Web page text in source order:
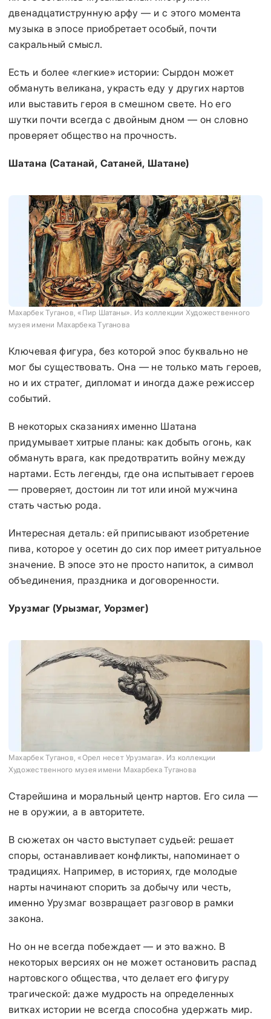
двенадцатиструнную арфу — и с этого момента
музыка в эпосе приобретает особый, почти
сакральный смысл.
Есть и более «легкие» истории: Сырдон может
обмануть великана, украсть еду у других нартов
или выставить героя в смешном свете. Но его
шутки почти всегда с двойным дном — он словно
проверяет общество на прочность.
Шатана (Сатанай, Сатаней, Шатане)
Махарбек Туганов, «Пир Шатаны». Из коллекции Художественного
музея имени Махарбека Туганова
Ключевая фигура, без которой эпос буквально не
мог бы существовать. Она — не только мать героев,
но и их стратег, дипломат и иногда даже режиссер
событий.
В некоторых сказаниях именно Шатана
придумывает хитрые планы: как добыть огонь, как
обмануть врага, как предотвратить войну между
нартами. Есть легенды, где она испытывает героев
— проверяет, достоин ли тот или иной мужчина
стать частью рода.
Интересная деталь: ей приписывают изобретение
пива, которое у осетин до сих пор имеет ритуальное
значение. В эпосе это не просто напиток, а символ
объединения, праздника и договоренности.
Урузмаг (Урызмаг, Уорзмег)
Махарбек Туганов, «Орел несет Урузмага». Из коллекции
Художественного музея имени Махарбека Туганова
Старейшина и моральный центр нартов. Его сила —
не в оружии, а в авторитете.
В сюжетах он часто выступает судьей: решает
споры, останавливает конфликты, напоминает о
традициях. Например, в историях, где молодые
нарты начинают спорить за добычу или честь,
именно Урузмаг возвращает разговор в рамки
закона.
Но он не всегда побеждает — и это важно. В
некоторых версиях он не может остановить распад
нартовского общества, что делает его фигуру
трагической: даже мудрость на определенных
витках истории не всегда способна удержать мир.